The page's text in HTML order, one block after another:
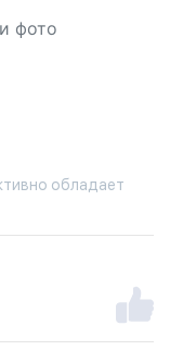
фото
обладает